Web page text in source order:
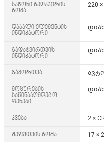
საწონი ზედაპირის
ზომა
220
დაბალი ელემენტის
ინდიკატორი
გადატვირთვის
ინდიკატორი
გამორთვა
მოცურების
საწინააღმდეგო
ფეხები
კვება 2 ×
შეფუთვის ზომა 17 ×